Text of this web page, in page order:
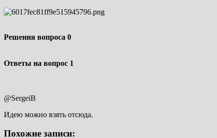
Решения вопроса 0
Ответы на вопрос 1
@SergeiB
Идею можно взять отсюда.
Похожие записи: